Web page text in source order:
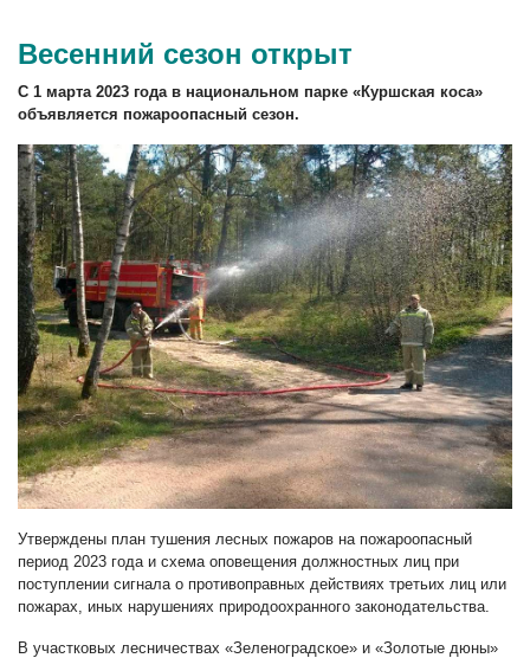
Весенний сезон открыт
С 1 марта 2023 года в национальном парке «Куршская коса»
объявляется пожароопасный сезон.
Утверждены план тушения лесных пожаров на пожароопасный
период 2023 года и схема оповещения должностных лиц при
поступлении сигнала о противоправных действиях третьих лиц или
пожарах, иных нарушениях природоохранного законодательства.
В участковых лесничествах «Зеленоградское» и «Золотые дюны»